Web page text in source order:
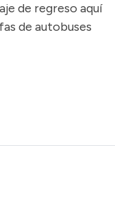
de regreso aquí
de autobuses